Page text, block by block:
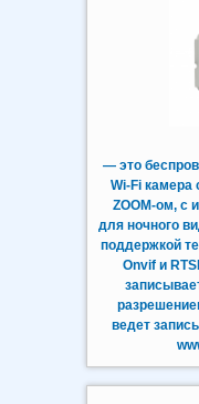
— это
Wi-Fi камера
ZOOM-ом, с
для ночного
поддержкой
Onvif и
ведет